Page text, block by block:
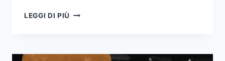
LEGGI DI PIÙ EP06
ACCESSIBILI